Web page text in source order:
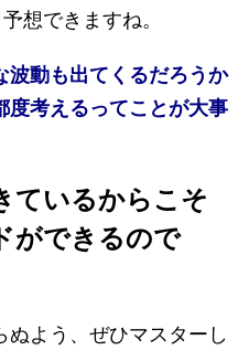
想できますね。
波動も出てくるだろうか
度考えるってことが大事
ているからこそ
ができるので
ぬよう、ぜひマスターし